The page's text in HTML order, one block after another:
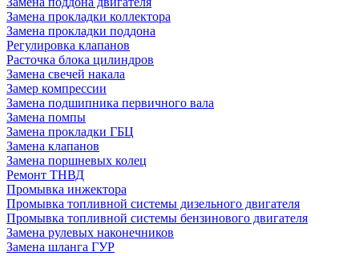
Замена прокладки коллектора
Замена прокладки поддона
Регулировка клапанов
Расточка блока цилиндров
Замена свечей накала
Замер компрессии
Замена подшипника первичного вала
Замена помпы
Замена прокладки ГБЦ
Замена клапанов
Замена поршневых колец
Ремонт ТНВД
Промывка инжектора
Промывка топливной системы дизельного двигателя
Промывка топливной системы бензинового двигателя
Замена рулевых наконечников
Замена шланга ГУР